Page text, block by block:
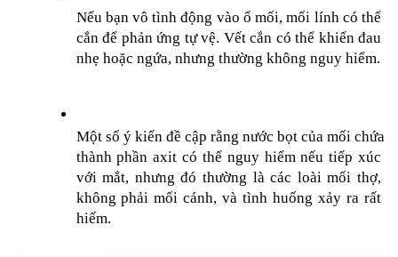
Nếu bạn vô tình động vào ổ mối, mối lính có thể
cắn để phản ứng tự vệ. Vết cắn có thể khiến đau
nhẹ hoặc ngứa, nhưng thường không nguy hiểm.
Một số ý kiến đề cập rằng nước bọt của mối chứa
thành phần axit có thể nguy hiểm nếu tiếp xúc
với mắt, nhưng đó thường là các loài mối thợ,
không phải mối cánh, và tình huống xảy ra rất
hiếm.